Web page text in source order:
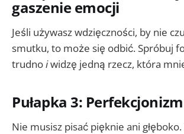
gaszenie emocji
Jeśli używasz wdzięczności, by nie
smutku, to może się odbić. Spróbuj
trudnoiwidzę jedną rzecz, która
Pułapka 3: Perfekcjonizm
Nie musisz pisać pięknie ani